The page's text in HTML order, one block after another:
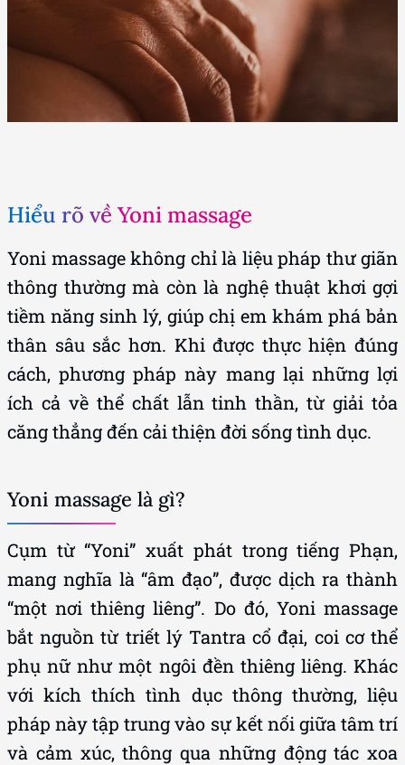
Hiểu rõ về Yoni massage
Yoni massage không chỉ là liệu pháp thư giãn
thông thường mà còn là nghệ thuật khơi gợi
tiềm năng sinh lý, giúp chị em khám phá bản
thân sâu sắc hơn. Khi được thực hiện đúng
cách, phương pháp này mang lại những lợi
ích cả về thể chất lẫn tinh thần, từ giải tỏa
căng thẳng đến cải thiện đời sống tình dục.
Yoni massage là gì?
Cụm từ “Yoni” xuất phát trong tiếng Phạn,
mang nghĩa là “âm đạo”, được dịch ra thành
“một nơi thiêng liêng”. Do đó, Yoni massage
bắt nguồn từ triết lý Tantra cổ đại, coi cơ thể
phụ nữ như một ngôi đền thiêng liêng. Khác
với kích thích tình dục thông thường, liệu
pháp này tập trung vào sự kết nối giữa tâm trí
và cảm xúc, thông qua những động tác xoa